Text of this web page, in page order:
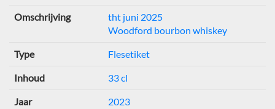
Omschrijving
tht juni 2025
Woodford bourbon whiskey
Type Flesetiket
Inhoud 33 cl
Jaar 2023